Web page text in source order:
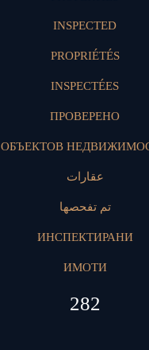
INSPECTED
PROPRIÉTÉS
INSPECTÉES
ПРОВЕРЕНО
ОБЪЕКТОВ
عقارات
تم تفحصها
ИНСПЕКТИРАНИ
ИМОТИ
420